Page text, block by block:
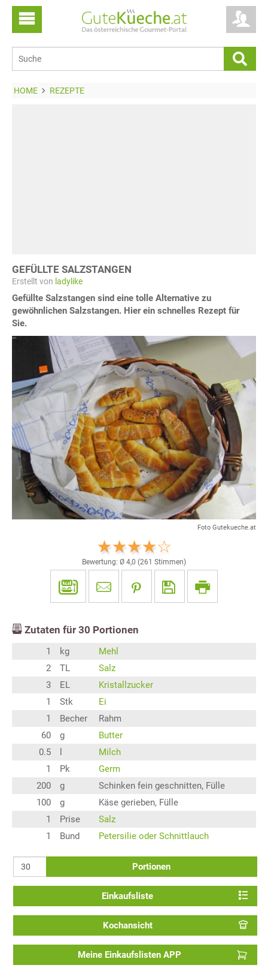
HOME REZEPTE
GEFÜLLTE SALZSTANGEN
Erstellt von ladylike
Gefüllte Salzstangen sind eine tolle Alternative zu
gewöhnlichen Salzstangen. Hier ein schnelles Rezept für
Sie.
Foto Gutekueche.at
Bewertung: Ø 4,0 (261 Stimmen)
Zutaten für 30 Portionen
1 kg
Mehl
2
TL
Salz
3
EL
Kristallzucker
1
Stk
Ei
1
Becher
Rahm
60
g
Butter
0.5
Milch
1
Pk
Germ
200
g
Schinken fein geschnitten, Fülle
100
g
Käse gerieben, Fülle
1
Prise
Salz
1
Bund Petersilie oder Schnittlauch
Portionen
Einkaufsliste
Kochansicht
Meine Einkaufslisten APP